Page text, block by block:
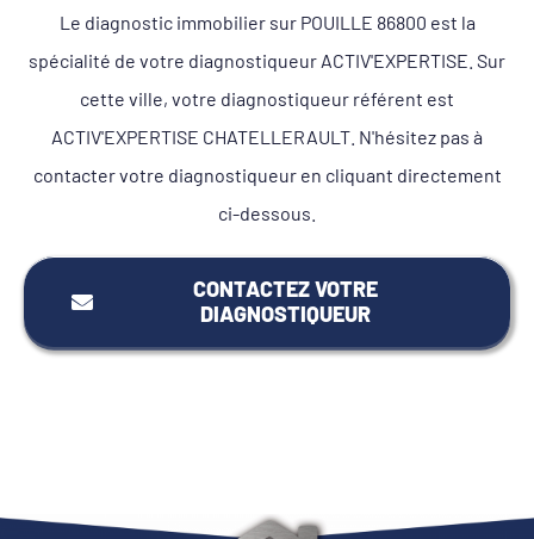
Le diagnostic immobilier sur POUILLE 86800 est la
spécialité de votre diagnostiqueur ACTIV'EXPERTISE. Sur
cette ville, votre diagnostiqueur référent est
ACTIV'EXPERTISE CHATELLERAULT. N'hésitez pas à
contacter votre diagnostiqueur en cliquant directement
ci-dessous.
CONTACTEZ VOTRE
DIAGNOSTIQUEUR